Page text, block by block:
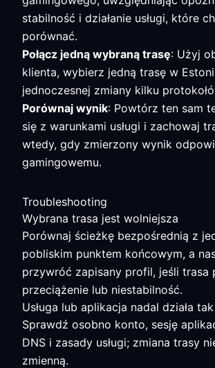
stabilność i działanie usługi, które
porównać.
Połącz jedną wybraną trasę: Użyj
klienta, wybierz jedną trasę w
jednoczesnej zmiany kilku
Porównaj wynik: Powtórz ten sam
się z warunkami usługi i zachowaj
wtedy, gdy zmierzony wynik
gamingowemu.
Troubleshooting
Wybrana trasa jest wolniejsza
Porównaj ścieżkę bezpośrednią z
pobliskim punktem końcowym, a
przywróć zapisany profil, jeśli trasa
przeciążenie lub niestabilność.
Usługa lub aplikacja nadal działa
Sprawdź osobno konto, sesję
DNS i zasady usługi; zmiana trasy
zmienną.